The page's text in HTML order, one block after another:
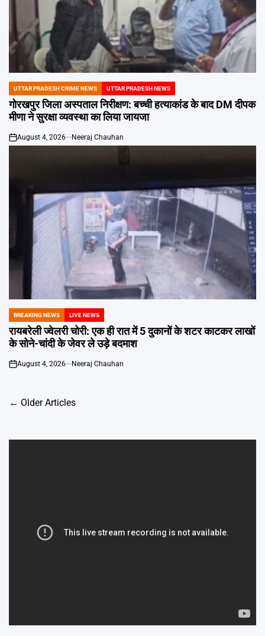
POSTED
IN
UTTAR PRADESH CRIME NEWS UTTAR PRADESH NEWS
गोरखपुर जिला अस्पताल निरीक्षण: बच्ची हत्याकांड के बाद DM दीपक
मीणा ने सुरक्षा व्यवस्था का लिया जायजा
on
August 4, 2026 Neeraj Chauhan
POSTED
IN
BREAKING NEWS LIVE NEWS
रायबरेली ज्वेलरी चोरी: एक ही रात में 5 दुकानों के शटर काटकर लाखों
के सोने-चांदी के जेवर ले उड़े बदमाश
on
August 4, 2026 Neeraj Chauhan
Posts
← Older Articles